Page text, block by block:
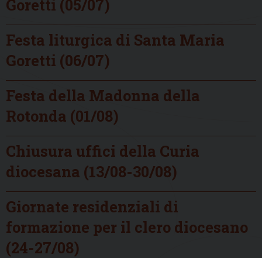
Goretti (05/07)
Festa liturgica di Santa Maria
Goretti (06/07)
Festa della Madonna della
Rotonda (01/08)
Chiusura uffici della Curia
diocesana (13/08-30/08)
Giornate residenziali di
formazione per il clero diocesano
(24-27/08)